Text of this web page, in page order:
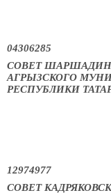
04306285
СОВЕТ
АГРЫЗСКОГО
РЕСПУБЛИКИ
12974977
СОВЕТ